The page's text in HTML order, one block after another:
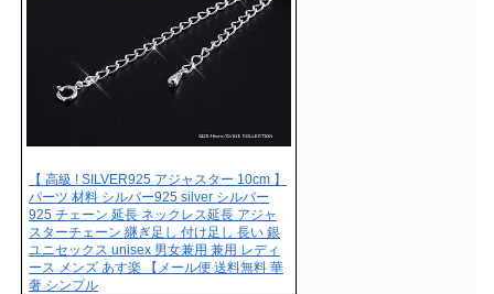
【 高級 ! SILVER925 アジャスター 10cm 】
パーツ 材料 シルバー925 silver シルバー
925 チェーン 延長 ネックレス延長 アジャ
スターチェーン 継ぎ足し 付け足し 長い 銀
ユニセックス unisex 男女兼用 兼用 レディ
ース メンズ あす楽 【メール便 送料無料 華
奢 シンプル